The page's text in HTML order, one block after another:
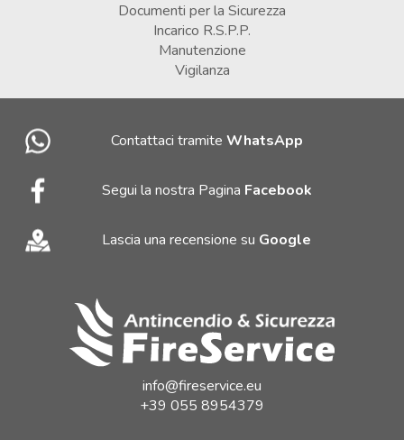
Documenti per la Sicurezza
Incarico R.S.P.P.
Manutenzione
Vigilanza
Contattaci tramite WhatsApp
Segui la nostra Pagina Facebook
Lascia una recensione su Google
info@fireservice.eu
+39 055 8954379